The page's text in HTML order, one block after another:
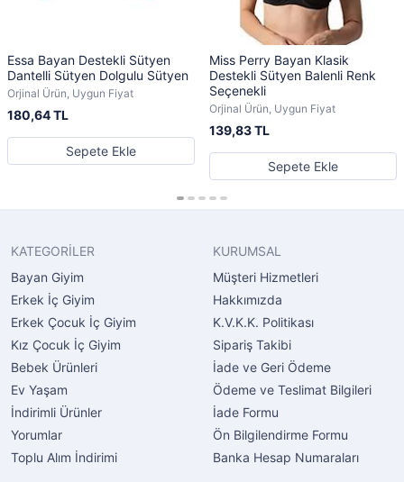
Essa Bayan Destekli Sütyen
Dantelli Sütyen Dolgulu Sütyen
Orjinal Ürün, Uygun Fiyat
180,64 TL
Sepete Ekle
Miss Perry Bayan Klasik
Destekli Sütyen Balenli Renk
Seçenekli
Orjinal Ürün, Uygun Fiyat
139,83 TL
Sepete Ekle
KATEGORİLER
Bayan Giyim
Erkek İç Giyim
Erkek Çocuk İç Giyim
Kız Çocuk İç Giyim
Bebek Ürünleri
Ev Yaşam
İndirimli Ürünler
Yorumlar
Toplu Alım İndirimi
KURUMSAL
Müşteri Hizmetleri
Hakkımızda
K.V.K.K. Politikası
Sipariş Takibi
İade ve Geri Ödeme
Ödeme ve Teslimat Bilgileri
İade Formu
Ön Bilgilendirme Formu
Banka Hesap Numaraları